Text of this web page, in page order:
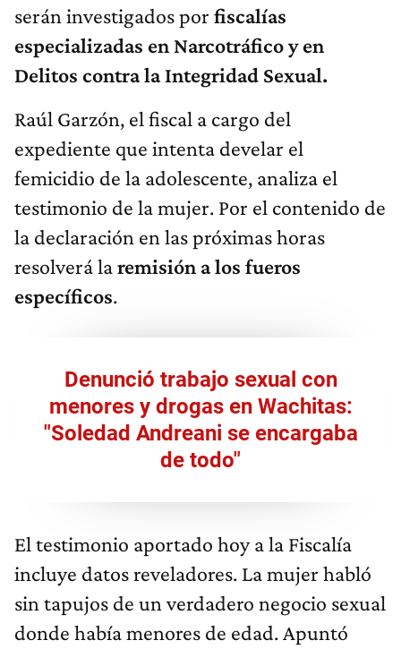
serán investigados por fiscalías
especializadas en Narcotráfico y en
Delitos contra la Integridad Sexual.
Raúl Garzón, el fiscal a cargo del
expediente que intenta develar el
femicidio de la adolescente, analiza el
testimonio de la mujer. Por el contenido de
la declaración en las próximas horas
resolverá laremisión a los fueros
específicos.
Denunció trabajo sexual con
menores y drogas en Wachitas:
"Soledad Andreani se encargaba
de todo"
El testimonio aportado hoy a la Fiscalía
incluye datos reveladores. La mujer habló
sin tapujos de un verdadero negocio sexual
donde había menores de edad. Apuntó